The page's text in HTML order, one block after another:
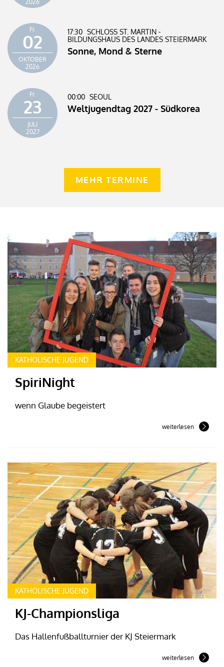
2026
Fr.
02
OKTOBER
2026
17:30 SCHLOSS ST. MARTIN -
BILDUNGSHAUS DES LANDES STEIERMARK
Sonne, Mond & Sterne
Fr.
23
JULI
2027
00:00 SEOUL
Weltjugendtag 2027 - Südkorea
MEHR TERMINE
KATHOLISCHE JUGEND
SpiriNight
wenn Glaube begeistert
weiterlesen
KATHOLISCHE JUGEND
KJ-Championsliga
Das Hallenfußballturnier der KJ Steiermark
weiterlesen